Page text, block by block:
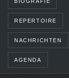
REPERTOIRE
NACHRICHTEN
AGENDA